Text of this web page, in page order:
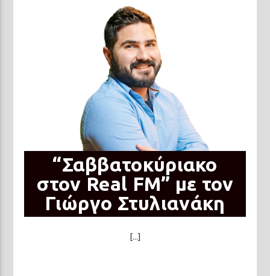
“Σαββατοκύριακο
στον Real FM” με τον
Γιώργο Στυλιανάκη
[...]